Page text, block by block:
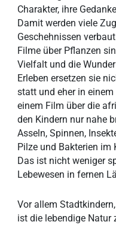
Charakter, ihre
Damit werden viele
Geschehnissen
Filme über Pflanzen
Vielfalt und die
Erleben ersetzen sie
statt und eher in
einem Film über die
den Kindern nur nahe
Asseln, Spinnen,
Pilze und Bakterien im
Das ist nicht weniger
Lebewesen in fernen
Vor allem
ist die lebendige Natur